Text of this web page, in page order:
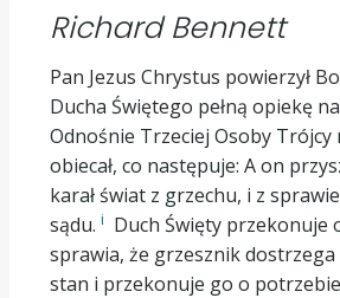
Richard Bennett
Pan Jezus Chrystus powierzył
Ducha Świętego pełną opiekę
Odnośnie Trzeciej Osoby Trójcy
obiecał, co następuje: A on
karał świat z grzechu, i z
sądu. i Duch Święty przekonuje
sprawia, że grzesznik
stan i przekonuje go o potrzebie